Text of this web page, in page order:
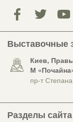
Выставочные
Киев,
М
пр-т
Разделы сайта